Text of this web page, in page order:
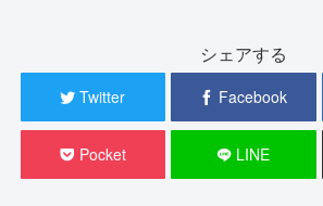
シェアする
Twitter Facebook
Pocket LINE